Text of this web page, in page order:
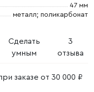
47 мм
металл; поликарбонат
Сделать
умным
3
отзыва
заказе от 30 000 ₽